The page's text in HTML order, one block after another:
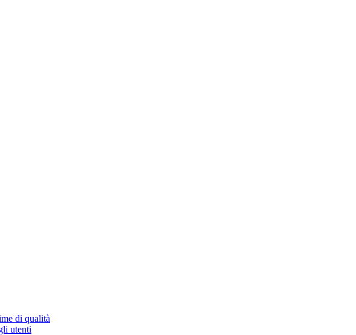
di qualità
utenti